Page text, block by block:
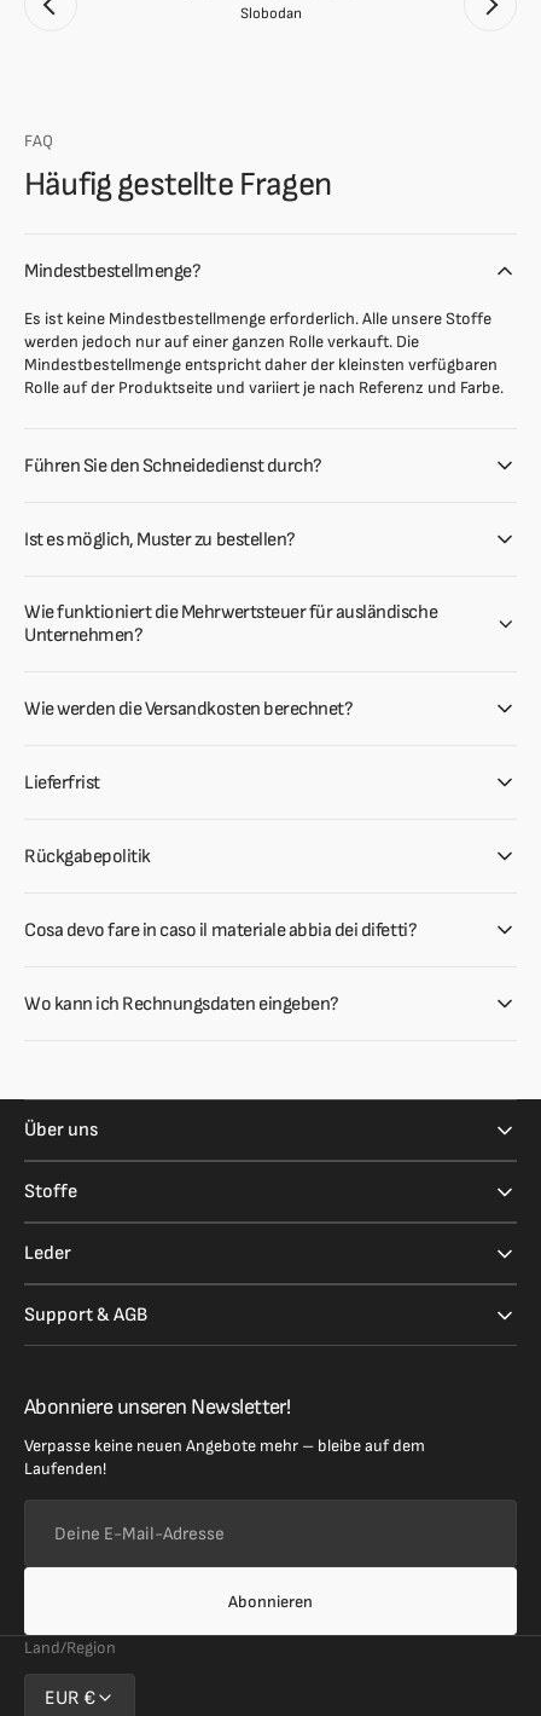
Slobodan
FAQ
Häufig gestellte Fragen
Mindestbestellmenge?
Es ist keine Mindestbestellmenge erforderlich. Alle unsere Stoffe
werden jedoch nur auf einer ganzen Rolle verkauft. Die
Mindestbestellmenge entspricht daher der kleinsten verfügbaren
Rolle auf der Produktseite und variiert je nach Referenz und Farbe.
Führen Sie den Schneidedienst durch?
Ist es möglich, Muster zu bestellen?
Wie funktioniert die Mehrwertsteuer für ausländische
Unternehmen?
Wie werden die Versandkosten berechnet?
Lieferfrist
Rückgabepolitik
Cosa devo fare in caso il materiale abbia dei difetti?
Wo kann ich Rechnungsdaten eingeben?
Über uns
Stoffe
Leder
Support & AGB
Abonniere unseren Newsletter!
Verpasse keine neuen Angebote mehr – bleibe auf dem
Laufenden!
Mail-
Abonnieren
Land/Region
EUR €